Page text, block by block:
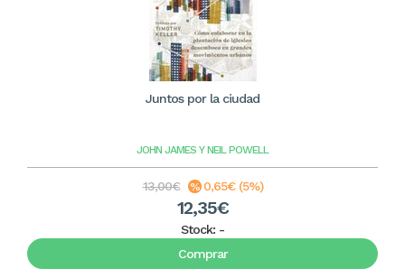
Juntos por la ciudad
JOHN JAMES Y NEIL POWELL
13,00€ 0,65€ (5%)
12,35€
Stock: -
Comprar